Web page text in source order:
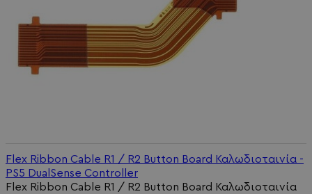
Flex Ribbon Cable R1 / R2 Button Board Καλωδιοταινία -
PS5 DualSense Controller
Flex Ribbon Cable R1 / R2 Button Board Καλωδιοταινία